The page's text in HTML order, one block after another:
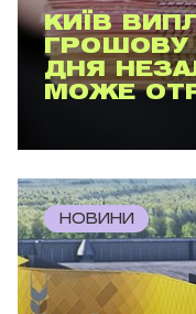
КИЇВ
ГРОШОВУ
ДНЯ
МОЖЕ
НОВИНИ